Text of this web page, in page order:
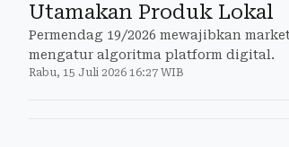
Utamakan Produk Lokal
Permendag 19/2026 mewajibkan
mengatur algoritma platform digital.
Rabu, 15 Juli 2026 16:27 WIB